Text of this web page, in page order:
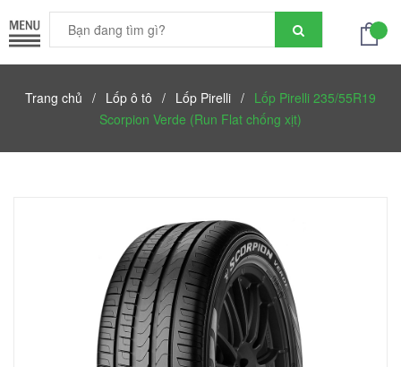
Trang chủ / Lốp ô tô / Lốp Pirelli / Lốp Pirelli 235/55R19
Scorpion Verde (Run Flat chống xịt)